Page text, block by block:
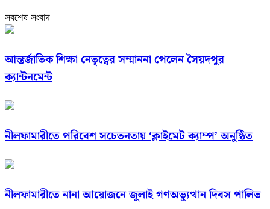
সবশেষ সংবাদ
আন্তর্জাতিক শিক্ষা নেতৃত্বের সম্মাননা পেলেন সৈয়দপুর
ক্যান্টনমেন্ট
নীলফামারীতে পরিবেশ সচেতনতায় ‘ক্লাইমেট ক্যাম্প’ অনুষ্ঠিত
নীলফামারীতে নানা আয়োজনে জুলাই গণঅভ্যুত্থান দিবস পালিত